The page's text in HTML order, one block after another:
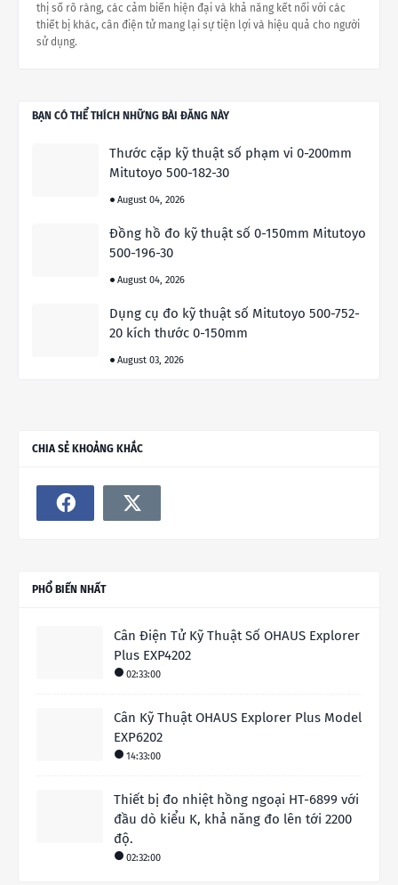
thị số rõ ràng, các cảm biến hiện đại và khả năng kết nối với các
thiết bị khác, cân điện tử mang lại sự tiện lợi và hiệu quả cho người
sử dụng.
BẠN CÓ THỂ THÍCH NHỮNG BÀI ĐĂNG NÀY
Thước cặp kỹ thuật số phạm vi 0-200mm
Mitutoyo 500-182-30
August 04, 2026
Đồng hồ đo kỹ thuật số 0-150mm Mitutoyo
500-196-30
August 04, 2026
Dụng cụ đo kỹ thuật số Mitutoyo 500-752-
20 kích thước 0-150mm
August 03, 2026
CHIA SẺ KHOẢNG KHẮC
PHỔ BIẾN NHẤT
Cân Điện Tử Kỹ Thuật Số OHAUS Explorer
Plus EXP4202
02:33:00
Cân Kỹ Thuật OHAUS Explorer Plus Model
EXP6202
14:33:00
Thiết bị đo nhiệt hồng ngoại HT-6899 với
đầu dò kiểu K, khả năng đo lên tới 2200
độ.
02:32:00